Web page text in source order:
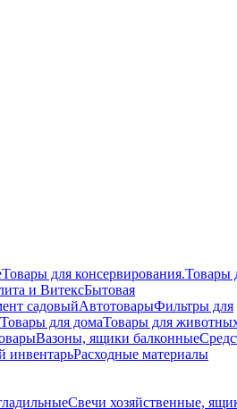
Товары для консервирования.Товары
и ВитексБытовая
садовыйАвтотоварыФильтры для
Товары для домаТовары для
Вазоны, ящики балконные
инвентарьРасходные материалы
Свечи хозяйственные,